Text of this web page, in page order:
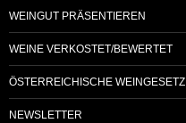
WEINGUT PRÄSENTIEREN
WEINE VERKOSTET/BEWERTET
ÖSTERREICHISCHE WEINGESETZ
NEWSLETTER